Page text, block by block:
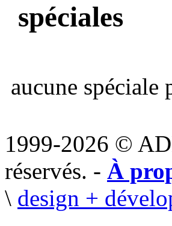
spéciales
aucune spéciale
1999-2026 ©
réservés. - À
\ design +